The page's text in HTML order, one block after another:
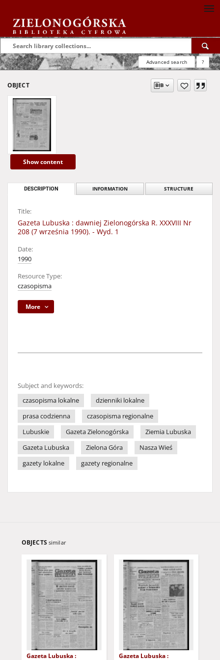
Advanced search ?
OBJECT
Show content
DESCRIPTION INFORMATION STRUCTURE
Title:
Gazeta Lubuska : dawniej Zielonogórska R. XXXVIII Nr
208 (7 września 1990). - Wyd. 1
Date:
1990
Resource Type:
czasopisma
More
Subject and keywords:
czasopisma lokalne
dzienniki lokalne
prasa codzienna
czasopisma regionalne
Lubuskie
Gazeta Zielonogórska
Ziemia Lubuska
Gazeta Lubuska
Zielona Góra
Nasza Wieś
gazety lokalne
gazety regionalne
OBJECTS similar
Gazeta Lubuska :
Gazeta Lubuska :